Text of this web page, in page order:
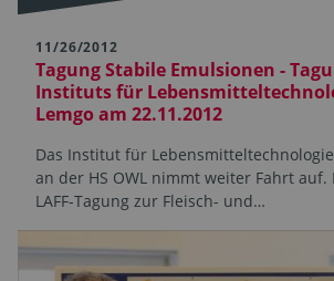
11/26/2012
Tagung Stabile Emulsionen -
Instituts für
Lemgo am 22.11.2012
Das Institut für
an der HS OWL nimmt weiter Fahrt
LAFF-Tagung zur Fleisch- und…